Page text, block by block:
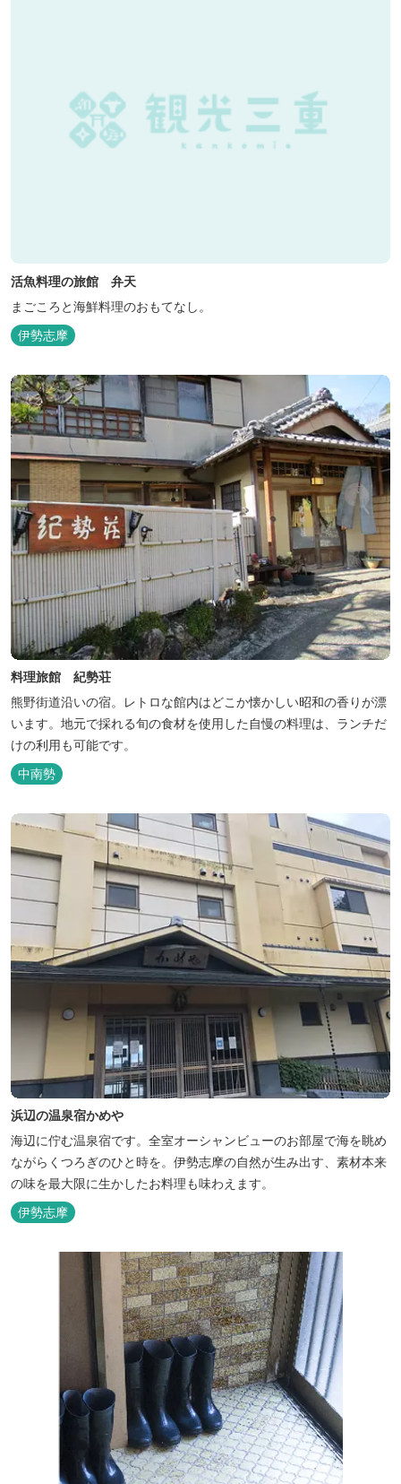
活魚料理の旅館 弁天
まごころと海鮮料理のおもてなし。
伊勢志摩
料理旅館 紀勢荘
熊野街道沿いの宿。レトロな館内はどこか懐かしい昭和の香りが漂
います。地元で採れる旬の食材を使用した自慢の料理は、ランチだ
けの利用も可能です。
中南勢
浜辺の温泉宿かめや
海辺に佇む温泉宿です。全室オーシャンビューのお部屋で海を眺め
ながらくつろぎのひと時を。伊勢志摩の自然が生み出す、素材本来
の味を最大限に生かしたお料理も味わえます。
伊勢志摩